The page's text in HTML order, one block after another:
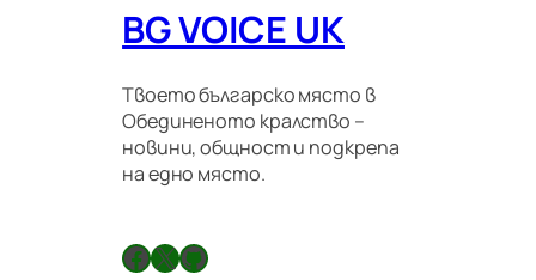
BG VOICE UK
Твоето българско място в
Обединеното кралство –
новини, общност и подкрепа
на едно място.
Facebook X GitHub